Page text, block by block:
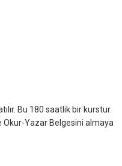
Bu 180 saatlik bir kurstur.
Okur-Yazar Belgesini almaya